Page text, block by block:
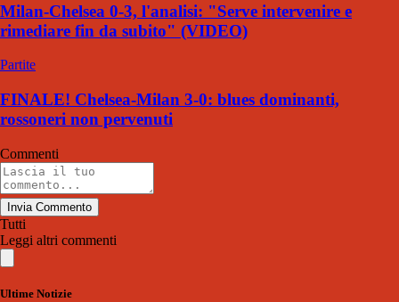
Milan-Chelsea 0-3, l'analisi: "Serve intervenire e
rimediare fin da subito" (VIDEO)
Partite
FINALE! Chelsea-Milan 3-0: blues dominanti,
rossoneri non pervenuti
Commenti
Invia Commento
Tutti
Leggi altri commenti
Ultime Notizie